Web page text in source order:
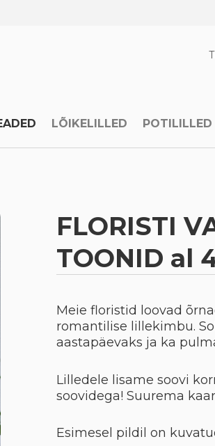
LÕIKELILLED POTILILLED
FLORISTI
TOONID al
Meie floristid loovad
romantilise lillekimbu.
aastapäevaks ja ka
Lilledele lisame soovi
soovidega! Suurema
Esimesel pildil on